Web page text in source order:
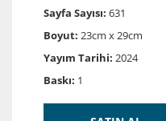
Sayfa Sayısı: 631
Boyut: 23cm x 29cm
Yayım Tarihi: 2024
Baskı: 1